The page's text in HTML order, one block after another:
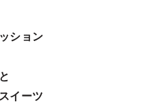
ション
イーツ